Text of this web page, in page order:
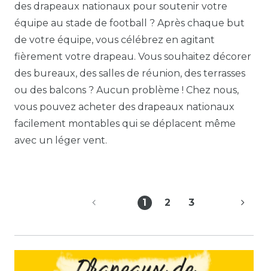
des drapeaux nationaux pour soutenir votre
équipe au stade de football ? Après chaque but
de votre équipe, vous célébrez en agitant
fièrement votre drapeau. Vous souhaitez décorer
des bureaux, des salles de réunion, des terrasses
ou des balcons ? Aucun problème ! Chez nous,
vous pouvez acheter des drapeaux nationaux
facilement montables qui se déplacent même
avec un léger vent.
1 2 3